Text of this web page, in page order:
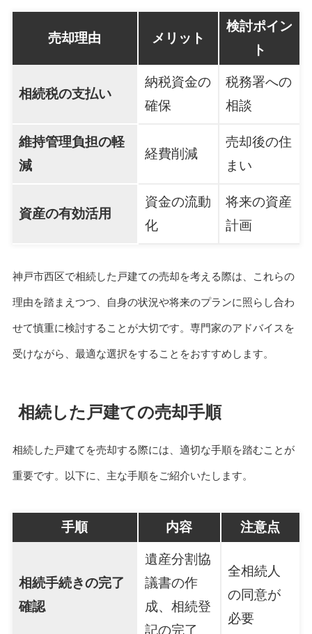
売却理由 メリット
検討ポイン
ト
相続税の支払い
納税資金の
確保
税務署への
相談
維持管理負担の軽
減
経費削減
売却後の住
まい
資産の有効活用
資金の流動
化
将来の資産
計画
神戸市西区で相続した戸建ての売却を考える際は、これらの
理由を踏まえつつ、自身の状況や将来のプランに照らし合わ
せて慎重に検討することが大切です。専門家のアドバイスを
受けながら、最適な選択をすることをおすすめします。
相続した戸建ての売却手順
相続した戸建てを売却する際には、適切な手順を踏むことが
重要です。以下に、主な手順をご紹介いたします。
手順 内容 注意点
相続手続きの完了
確認
遺産分割協
議書の作
成、相続登
記の完了
全相続人
の同意が
必要